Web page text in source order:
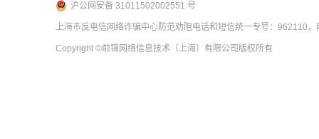
沪公网安备 31011502002551 号
上海市反电信网络诈骗中心防范劝阻电话和短信统一专号：962110
Copyright ©前锦网络信息技术（上海）有限公司 版权所有